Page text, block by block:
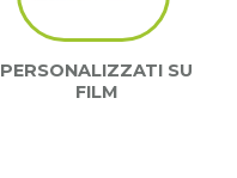
PERSONALIZZATI SU
FILM